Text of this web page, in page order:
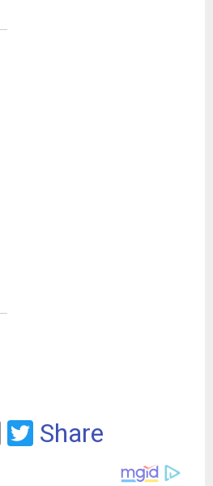
C
T
Share